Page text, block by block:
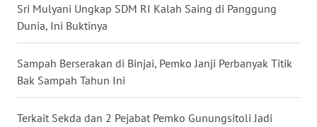
Sri Mulyani Ungkap SDM RI Kalah Saing di Panggung
Dunia, Ini Buktinya
Sampah Berserakan di Binjai, Pemko Janji Perbanyak Titik
Bak Sampah Tahun Ini
Terkait Sekda dan 2 Pejabat Pemko Gunungsitoli Jadi
WN
GORONTALO
WN
SULUT
WN